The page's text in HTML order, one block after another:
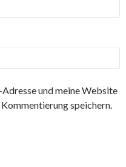
und meine Website
speichern.